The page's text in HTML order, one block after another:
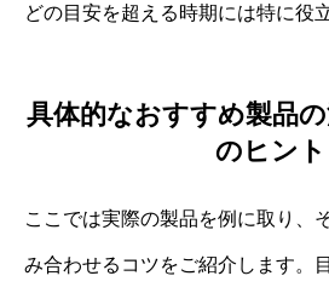
どの目安を超える時期には特に役
具体的なおすすめ製品
のヒント
ここでは実際の製品を例に取り、
み合わせるコツをご紹介します。